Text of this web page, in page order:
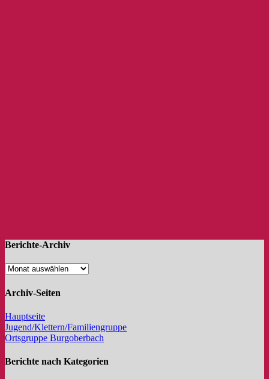
Berichte-Archiv
Archiv-Seiten
Hauptseite
Jugend/Klettern/Familiengruppe
Ortsgruppe Burgoberbach
Berichte nach Kategorien